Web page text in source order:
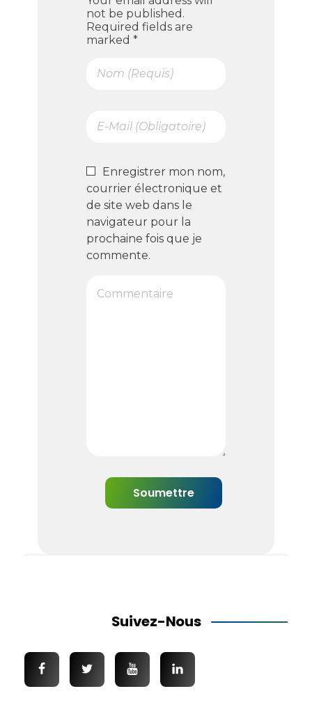
not be published.
Required fields are
marked *
Enregistrer mon nom,
courrier électronique et
de site web dans le
navigateur pour la
prochaine fois que je
commente.
Suivez-Nous